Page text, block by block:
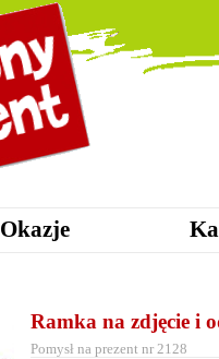
Okazje
Ramka na zdjęcie i
Pomysł na prezent nr 2128